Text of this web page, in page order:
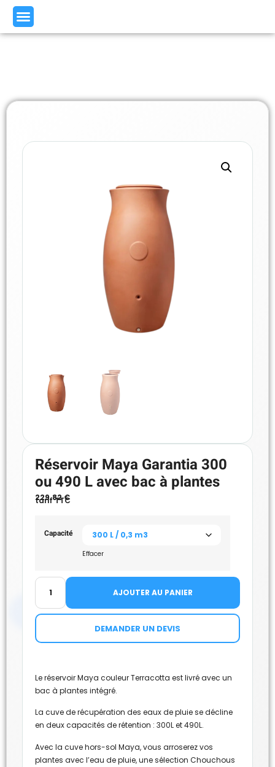
Réservoir Maya Garantia 300
ou 490 L avec bac à plantes
229.82€
tarif TTC
Capacité
Effacer
AJOUTER AU PANIER
DEMANDER UN DEVIS
Le réservoir Maya couleur Terracotta est livré avec un
bac à plantes intégré.
La cuve de récupération des eaux de pluie se décline
en deux capacités de rétention : 300L et 490L.
Avec la cuve hors-sol Maya, vous arroserez vos
plantes avec l’eau de pluie, une sélection Chouchous